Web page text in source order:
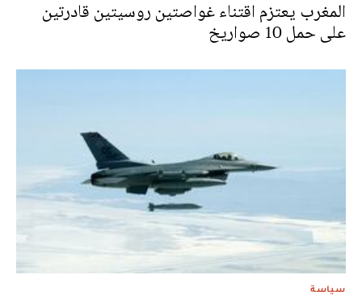
المغرب يعتزم اقتناء غواصتين روسيتين قادرتين
على حمل 10 صواريخ
سياسة